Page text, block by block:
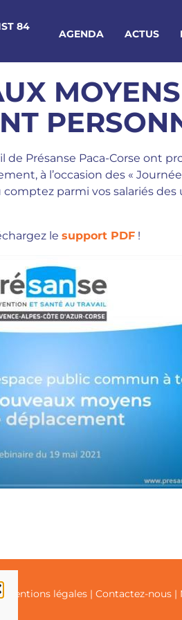
84
AGENDA ACTUS
de Présanse Paca-Corse ont
à l’occasion des «
comptez parmi vos salariés
le support PDF !
Mentions légales | Contactez-nous |